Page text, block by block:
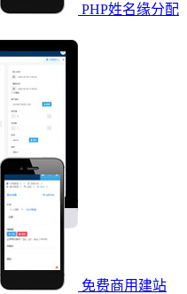
PHP姓名缘分配
免费商用建站